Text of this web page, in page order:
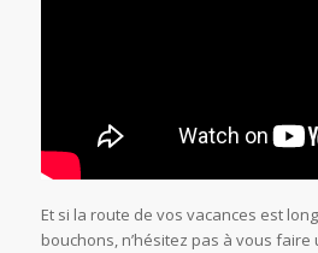
Et si la route de vos vacances est
bouchons, n’hésitez pas à vous faire